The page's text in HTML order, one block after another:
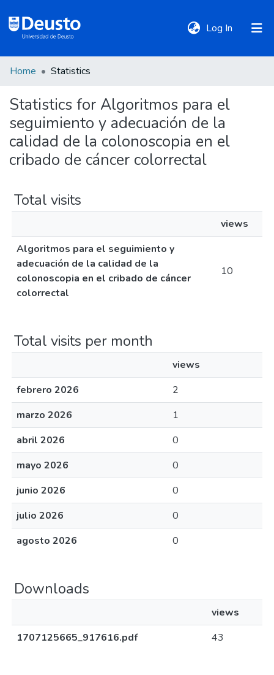
Log In (current)
Communities
&
Collections
Policies
Home Statistics
Statistics for Algoritmos para el
seguimiento y adecuación de la
calidad de la colonoscopia en el
cribado de cáncer colorrectal
Total visits
views
Algoritmos para el seguimiento y
adecuación de la calidad de la
colonoscopia en el cribado de cáncer
colorrectal
10
Total visits per month
views
febrero 2026
2
marzo 2026
1
abril 2026
0
mayo 2026
0
junio 2026
0
julio 2026
0
agosto 2026
0
Downloads
views
1707125665_917616.pdf
43